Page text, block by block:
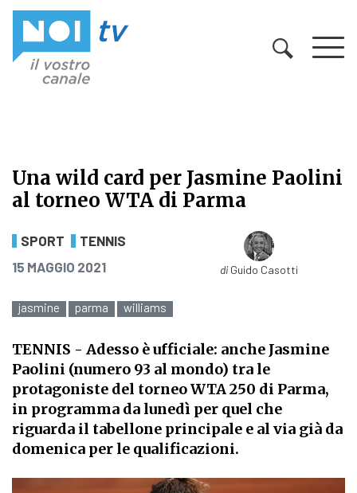
Una wild card per Jasmine Paolini
al torneo WTA di Parma
Una wild card per Jasmine Paolini
SPORT
TENNIS
PUBBLICATO IL
15 MAGGIO 2021 diGuido Casotti
jasmine parma williams
TENNIS - Adesso è ufficiale: anche Jasmine
Paolini (numero 93 al mondo) tra le
protagoniste del torneo WTA 250 di Parma,
in programma da lunedì per quel che
riguarda il tabellone principale e al via già da
domenica per le qualificazioni.